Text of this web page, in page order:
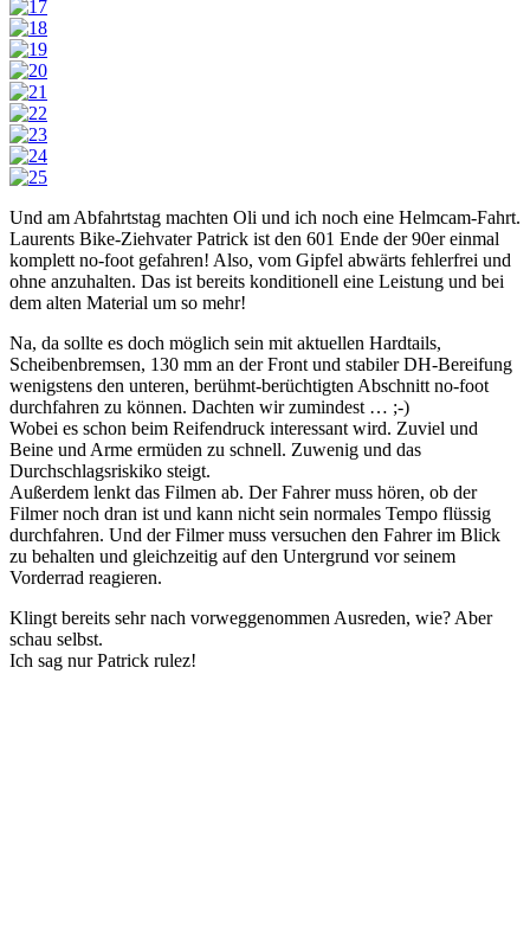
Und am Abfahrtstag machten Oli und ich noch eine Helmcam-Fahrt.
Laurents Bike-Ziehvater Patrick ist den 601 Ende der 90er einmal
komplett no-foot gefahren! Also, vom Gipfel abwärts fehlerfrei und
ohne anzuhalten. Das ist bereits konditionell eine Leistung und bei
dem alten Material um so mehr!
Na, da sollte es doch möglich sein mit aktuellen Hardtails,
Scheibenbremsen, 130 mm an der Front und stabiler DH-Bereifung
wenigstens den unteren, berühmt-berüchtigten Abschnitt no-foot
durchfahren zu können. Dachten wir zumindest … ;-)
Wobei es schon beim Reifendruck interessant wird. Zuviel und
Beine und Arme ermüden zu schnell. Zuwenig und das
Durchschlagsriskiko steigt.
Außerdem lenkt das Filmen ab. Der Fahrer muss hören, ob der
Filmer noch dran ist und kann nicht sein normales Tempo flüssig
durchfahren. Und der Filmer muss versuchen den Fahrer im Blick
zu behalten und gleichzeitig auf den Untergrund vor seinem
Vorderrad reagieren.
Klingt bereits sehr nach vorweggenommen Ausreden, wie? Aber
schau selbst.
Ich sag nur Patrick rulez!